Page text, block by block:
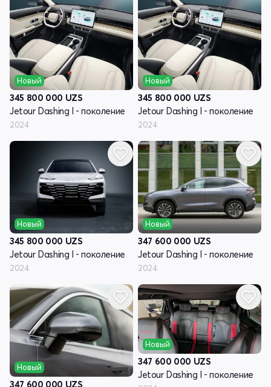
Новый
345 800 000 UZS
Jetour Dashing I - поколение
2024
Новый
345 800 000 UZS
Jetour Dashing I - поколение
2024
Новый
345 800 000 UZS
Jetour Dashing I - поколение
2024
Новый
347 600 000 UZS
Jetour Dashing I - поколение
2024
Новый
347 600 000 UZS
Новый
347 600 000 UZS
Jetour Dashing I - поколение